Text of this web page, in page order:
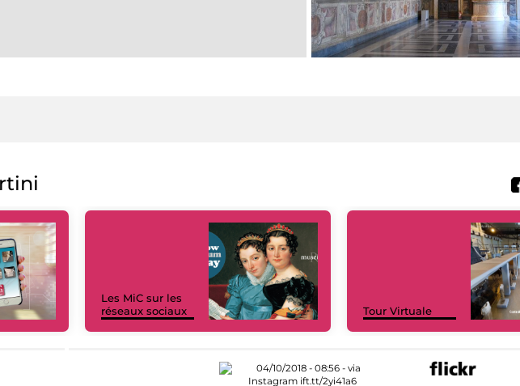
Les MiC sur les
réseaux sociaux
Tour Virtuale